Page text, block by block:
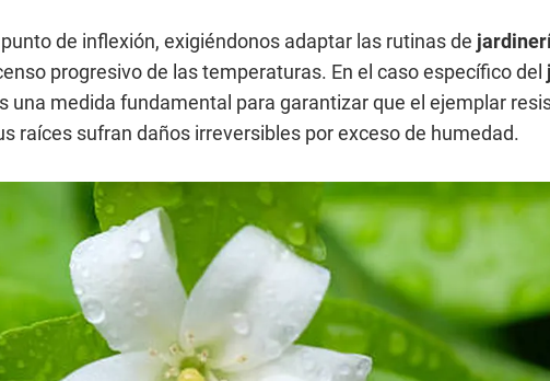
de inflexión, exigiéndonos adaptar las rutinas de
progresivo de las temperaturas. En el caso específico del
una medida fundamental para garantizar que el ejemplar
raíces sufran daños irreversibles por exceso de humedad.